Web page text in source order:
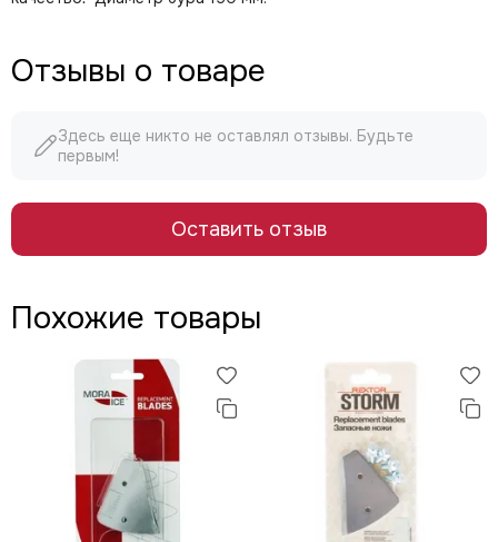
Отзывы о товаре
Здесь еще никто не оставлял отзывы. Будьте
первым!
Оставить отзыв
Похожие товары